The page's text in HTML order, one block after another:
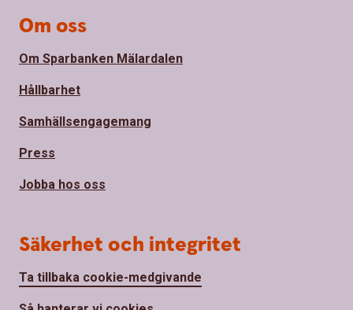
Om oss
Om Sparbanken Mälardalen
Hållbarhet
Samhällsengagemang
Press
Jobba hos oss
Säkerhet och integritet
Ta tillbaka cookie-medgivande